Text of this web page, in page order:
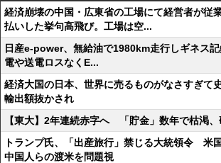
経済崩壊の中国・広東省の工場にて経営者が従
払いした挙句高飛び。工場は空...
日産e-power、無給油で1980km走行しギネス
電や送電ロスなくE...
経済大国の日本、世界に売るものがなさすぎて
輸出額抜かされ
【東大】2年連続赤字へ 「貯金」数年で枯渇
トランプ氏、「出産旅行」禁じる大統領令 米
中国人らの渡米を問題視